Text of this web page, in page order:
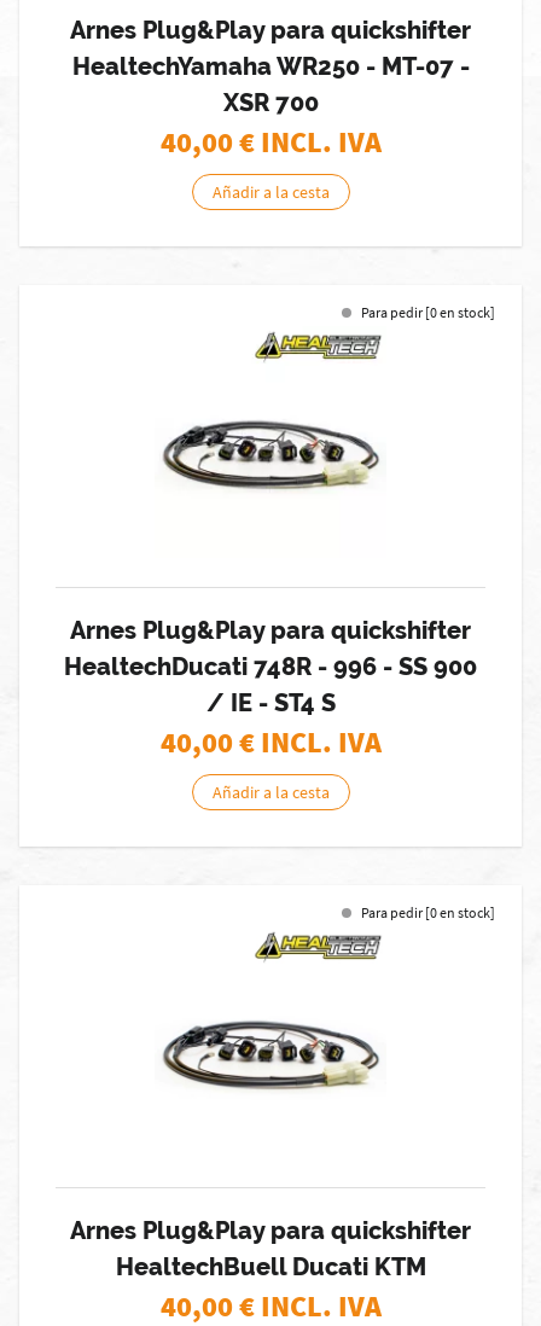
Arnes Plug&Play para quickshifter
HealtechYamaha WR250 - MT-07 -
XSR 700
40,00€ INCL. IVA
Añadir a la cesta
Para pedir [0 en stock]
Arnes Plug&Play para quickshifter
HealtechDucati 748R - 996 - SS 900
/ IE - ST4 S
40,00€ INCL. IVA
Añadir a la cesta
Para pedir [0 en stock]
Arnes Plug&Play para quickshifter
HealtechBuell Ducati KTM
40,00€ INCL. IVA